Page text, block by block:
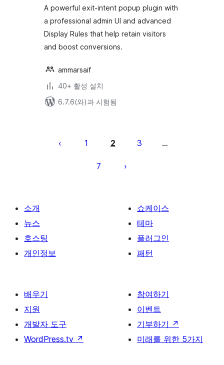
A powerful exit-intent popup plugin with
a professional admin UI and advanced
Display Rules that help retain visitors
and boost conversions.
ammarsaif
40+ 활성 설치
6.7.6(와)과 시험됨
1 2 3 …
7
소개
뉴스
호스팅
개인정보
쇼케이스
테마
플러그인
패턴
배우기
지원
개발자 도구
WordPress.tv ↗
참여하기
이벤트
기부하기 ↗
미래를 위한 5가지